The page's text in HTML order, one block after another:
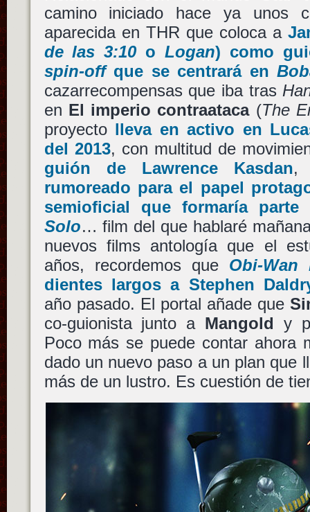
camino iniciado hace ya unos
aparecida en THR que coloca a
de las 3:10 oLogan) como
spin-offque se centrará en
cazarrecompensas que iba tras
en El imperio contraataca(The
proyecto lleva en activo en
del 2013, con multitud de
guión de Lawrence Kasdan
rumoreado para el papel
semioficial que formaría
Solo… film del que hablaré
nuevos films antología que el
años, recordemos que Obi-Wan
dientes largos a Stephen
año pasado. El portal añade que
co-guionista junto a Mangold y
Poco más se puede contar ahora
dado un nuevo paso a un plan que
más de un lustro. Es cuestión de